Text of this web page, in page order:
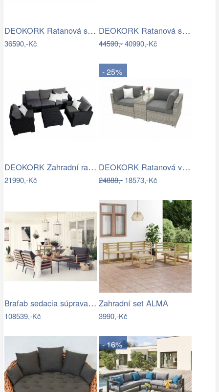
DEOKORK Ratanová sestava CHARLOTTE …
36590,-Kč
DEOKORK Ratanová sestava NAOMI antracit…
44590,-40990,-Kč
DEOKORK Zahradní ratanová sestava…
21990,-Kč
- 25%
DEOKORK Ratanová variabilní sestava…
24888,-18573,-Kč
Brafab sedacia súprava ZALONGO Mdum
108539,-Kč
Zahradní set ALMA
3990,-Kč
- 16%